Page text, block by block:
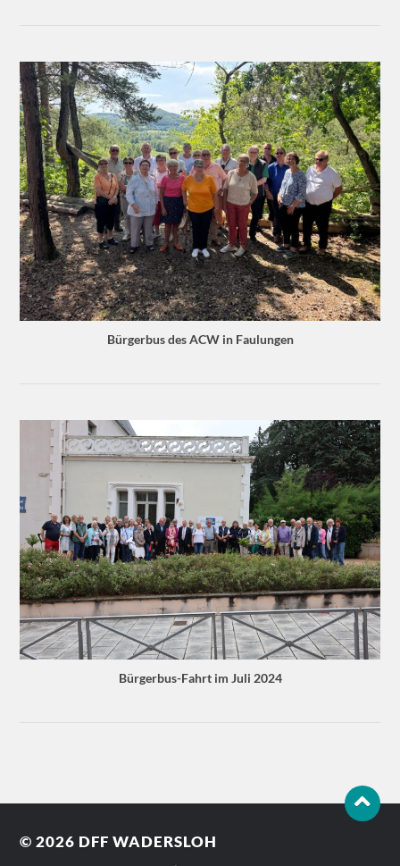
Bürgerbus des ACW in Faulungen
Bürgerbus-Fahrt im Juli 2024
© 2026 DFF WADERSLOH